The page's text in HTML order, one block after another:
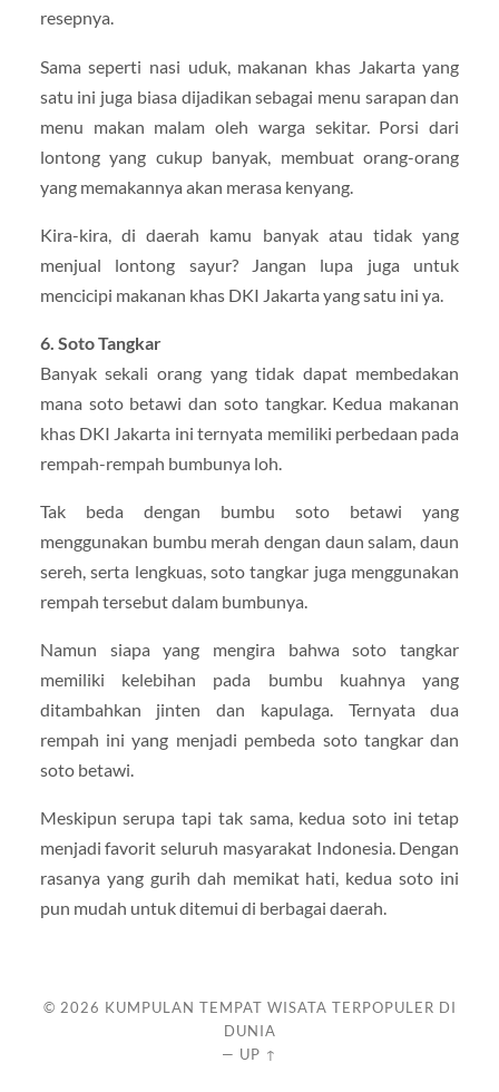
resepnya.
Sama seperti nasi uduk, makanan khas Jakarta yang
satu ini juga biasa dijadikan sebagai menu sarapan dan
menu makan malam oleh warga sekitar. Porsi dari
lontong yang cukup banyak, membuat orang-orang
yang memakannya akan merasa kenyang.
Kira-kira, di daerah kamu banyak atau tidak yang
menjual lontong sayur? Jangan lupa juga untuk
mencicipi makanan khas DKI Jakarta yang satu ini ya.
6. Soto Tangkar
Banyak sekali orang yang tidak dapat membedakan
mana soto betawi dan soto tangkar. Kedua makanan
khas DKI Jakarta ini ternyata memiliki perbedaan pada
rempah-rempah bumbunya loh.
Tak beda dengan bumbu soto betawi yang
menggunakan bumbu merah dengan daun salam, daun
sereh, serta lengkuas, soto tangkar juga menggunakan
rempah tersebut dalam bumbunya.
Namun siapa yang mengira bahwa soto tangkar
memiliki kelebihan pada bumbu kuahnya yang
ditambahkan jinten dan kapulaga. Ternyata dua
rempah ini yang menjadi pembeda soto tangkar dan
soto betawi.
Meskipun serupa tapi tak sama, kedua soto ini tetap
menjadi favorit seluruh masyarakat Indonesia. Dengan
rasanya yang gurih dah memikat hati, kedua soto ini
pun mudah untuk ditemui di berbagai daerah.
© 2026 KUMPULAN TEMPAT WISATA TERPOPULER DI
DUNIA
— UP ↑